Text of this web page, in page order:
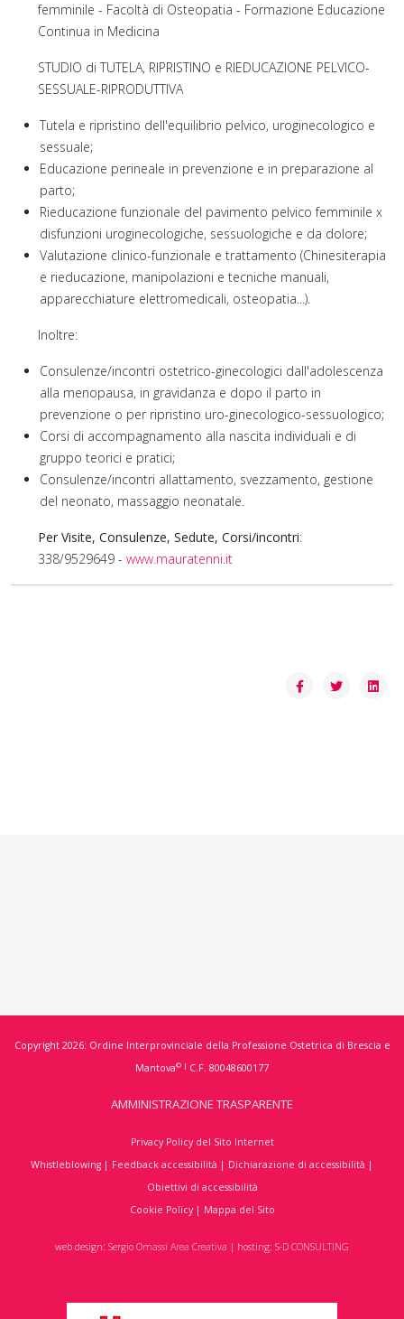
femminile - Facoltà di Osteopatia - Formazione Educazione
Continua in Medicina
STUDIO di TUTELA, RIPRISTINO e RIEDUCAZIONE PELVICO-
SESSUALE-RIPRODUTTIVA
Tutela e ripristino dell'equilibrio pelvico, uroginecologico e
sessuale;
Educazione perineale in prevenzione e in preparazione al
parto;
Rieducazione funzionale del pavimento pelvico femminile x
disfunzioni uroginecologiche, sessuologiche e da dolore;
Valutazione clinico-funzionale e trattamento (Chinesiterapia
e rieducazione, manipolazioni e tecniche manuali,
apparecchiature elettromedicali, osteopatia...).
Inoltre:
Consulenze/incontri ostetrico-ginecologici dall'adolescenza
alla menopausa, in gravidanza e dopo il parto in
prevenzione o per ripristino uro-ginecologico-sessuologico;
Corsi di accompagnamento alla nascita individuali e di
gruppo teorici e pratici;
Consulenze/incontri allattamento, svezzamento, gestione
del neonato, massaggio neonatale.
Per Visite, Consulenze, Sedute, Corsi/incontri:
338/9529649 - www.mauratenni.it
Copyright 2026: Ordine Interprovinciale della Professione Ostetrica di Brescia e
Mantova© | C.F. 80048600177
AMMINISTRAZIONE TRASPARENTE
Privacy Policy del Sito Internet
Whistleblowing | Feedback accessibilità | Dichiarazione di accessibilità |
Obiettivi di accessibilità
Cookie Policy| Mappa del Sito
web design: Sergio Omassi Area Creativa | hosting: S-D CONSULTING